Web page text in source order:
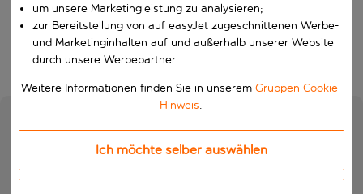
Suchen
um unsere Marketingleistung zu analysieren;
zur Bereitstellung von auf easyJet zugeschnittenen Werbe-
und Marketinginhalten auf und außerhalb unserer Website
durch unsere Werbepartner.
Weitere Informationen finden Sie in unserem Gruppen Cookie-
Hinweis.
Ich möchte selber auswählen